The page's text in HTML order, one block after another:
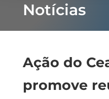
Notícias
Ação do
promove